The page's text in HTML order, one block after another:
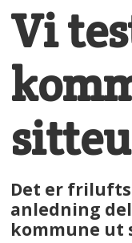
Vi
Det er
anledning
kommune ut